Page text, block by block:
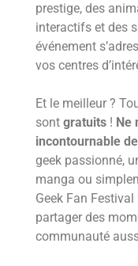
prestige, des
interactifs et des
événement
vos centres
Et le meilleur ?
sont gratuits! Ne
incontournable
geek passionné,
manga ou
Geek Fan
partager des
communauté